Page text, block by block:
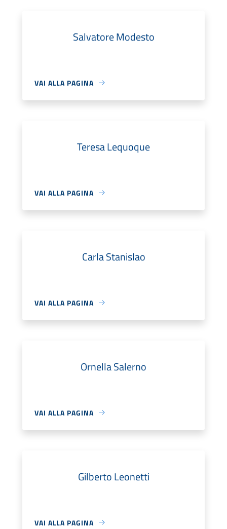
Salvatore Modesto
VAI ALLA PAGINA
Teresa Lequoque
VAI ALLA PAGINA
Carla Stanislao
VAI ALLA PAGINA
Ornella Salerno
VAI ALLA PAGINA
Gilberto Leonetti
VAI ALLA PAGINA